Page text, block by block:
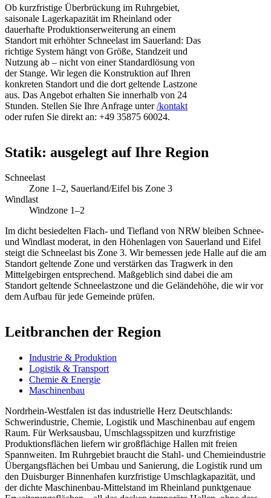
Ob kurzfristige Überbrückung im Ruhrgebiet,
saisonale Lagerkapazität im Rheinland oder
dauerhafte Produktionserweiterung an einem
Standort mit erhöhter Schneelast im Sauerland: Das
richtige System hängt von Größe, Standzeit und
Nutzung ab – nicht von einer Standardlösung von
der Stange. Wir legen die Konstruktion auf Ihren
konkreten Standort und die dort geltende Lastzone
aus. Das Angebot erhalten Sie innerhalb von 24
Stunden. Stellen Sie Ihre Anfrage unter/kontakt
oder rufen Sie direkt an: +49 35875 60024.
Statik: ausgelegt auf Ihre Region
Schneelast
Zone 1–2, Sauerland/Eifel bis Zone 3
Windlast
Windzone 1–2
Im dicht besiedelten Flach- und Tiefland von NRW bleiben Schnee-
und Windlast moderat, in den Höhenlagen von Sauerland und Eifel
steigt die Schneelast bis Zone 3. Wir bemessen jede Halle auf die am
Standort geltende Zone und verstärken das Tragwerk in den
Mittelgebirgen entsprechend. Maßgeblich sind dabei die am
Standort geltende Schneelastzone und die Geländehöhe, die wir vor
dem Aufbau für jede Gemeinde prüfen.
Leitbranchen der Region
Industrie & Produktion
Logistik & Transport
Chemie & Energie
Maschinenbau
Nordrhein-Westfalen ist das industrielle Herz Deutschlands:
Schwerindustrie, Chemie, Logistik und Maschinenbau auf engem
Raum. Für Werksausbau, Umschlagsspitzen und kurzfristige
Produktionsflächen liefern wir großflächige Hallen mit freien
Spannweiten. Im Ruhrgebiet braucht die Stahl- und Chemieindustrie
Übergangsflächen bei Umbau und Sanierung, die Logistik rund um
den Duisburger Binnenhafen kurzfristige Umschlagkapazität, und
der dichte Maschinenbau-Mittelstand im Rheinland punktgenaue